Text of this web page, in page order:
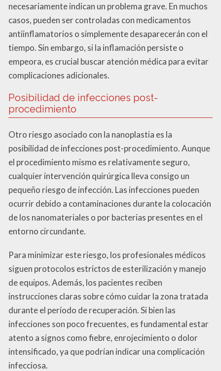
necesariamente indican un problema grave. En muchos
casos, pueden ser controladas con medicamentos
antiinflamatorios o simplemente desaparecerán con el
tiempo. Sin embargo, si la inflamación persiste o
empeora, es crucial buscar atención médica para evitar
complicaciones adicionales.
Posibilidad de infecciones post-
procedimiento
Otro riesgo asociado con la nanoplastia es la
posibilidad de infecciones post-procedimiento. Aunque
el procedimiento mismo es relativamente seguro,
cualquier intervención quirúrgica lleva consigo un
pequeño riesgo de infección. Las infecciones pueden
ocurrir debido a contaminaciones durante la colocación
de los nanomateriales o por bacterias presentes en el
entorno circundante.
Para minimizar este riesgo, los profesionales médicos
siguen protocolos estrictos de esterilización y manejo
de equipos. Además, los pacientes reciben
instrucciones claras sobre cómo cuidar la zona tratada
durante el período de recuperación. Si bien las
infecciones son poco frecuentes, es fundamental estar
atento a signos como fiebre, enrojecimiento o dolor
intensificado, ya que podrían indicar una complicación
infecciosa.